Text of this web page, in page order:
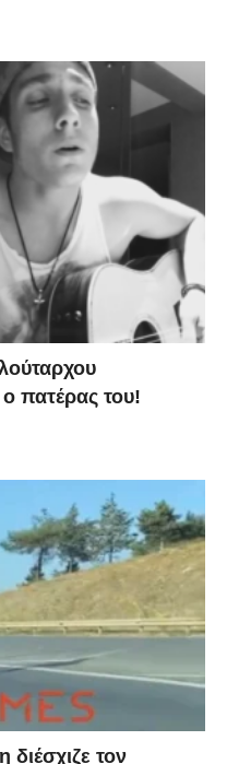
ο πατέρας του!
τον